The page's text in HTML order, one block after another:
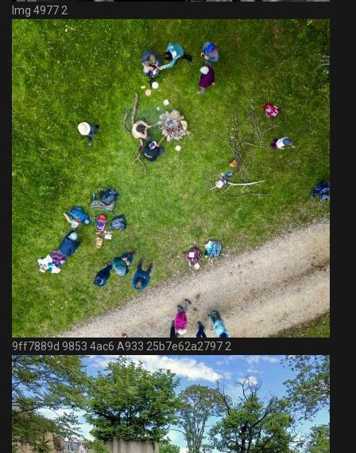
Img 4977 2
9ff7889d 9853 4ac6 A933 25b7e62a2797 2